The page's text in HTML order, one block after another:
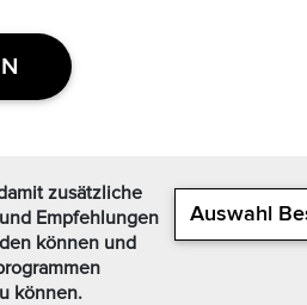
CONTACT US
zusätzliche
Empfehlungen
können und
können.
Auswahl